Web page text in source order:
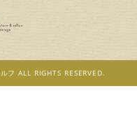
ALL RIGHTS RESERVED.